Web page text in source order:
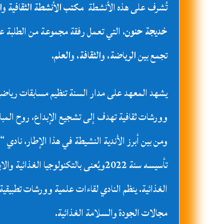
تُشرف على هذه الأنشطة مكتب الأنشطة الثقافية
خديجة حنون، التي تعمل رفقة مجموعة من الطلبة
تجمع بينالرياضة، والثقافة، والعلم.
يشهد المعهد على مدار السنة تنظيم مسابقات
وورشات ثقافية تهدف إلى تشجيع الإبداع، روح
تأسيسه سنة 2022ويُعنى بالتكنولوجيا
الغذائية. ينظم النادي لقاءات علمية وورشات
مجالات الجودة والسلامة الغذائية.